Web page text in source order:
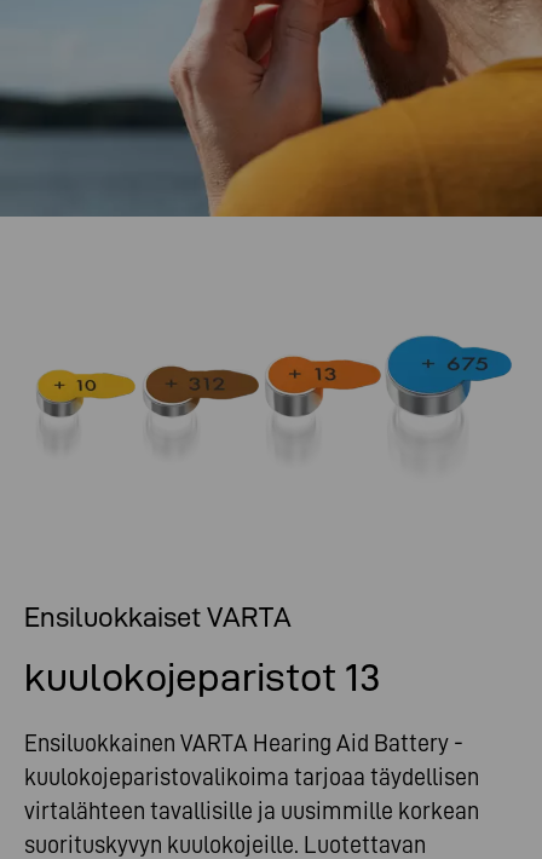
Ensiluokkaiset VARTA
kuulokojeparistot 13
Ensiluokkainen VARTA Hearing Aid Battery -
kuulokojeparistovalikoima tarjoaa täydellisen
virtalähteen tavallisille ja uusimmille korkean
suorituskyvyn kuulokojeille. Luotettavan